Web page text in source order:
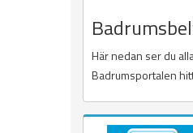
Här nedan ser du
Badrumsportalen